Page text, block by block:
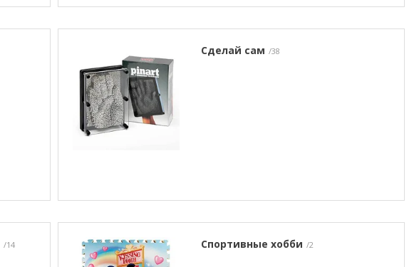
Сделай сам 38
14 Спортивные хобби 2